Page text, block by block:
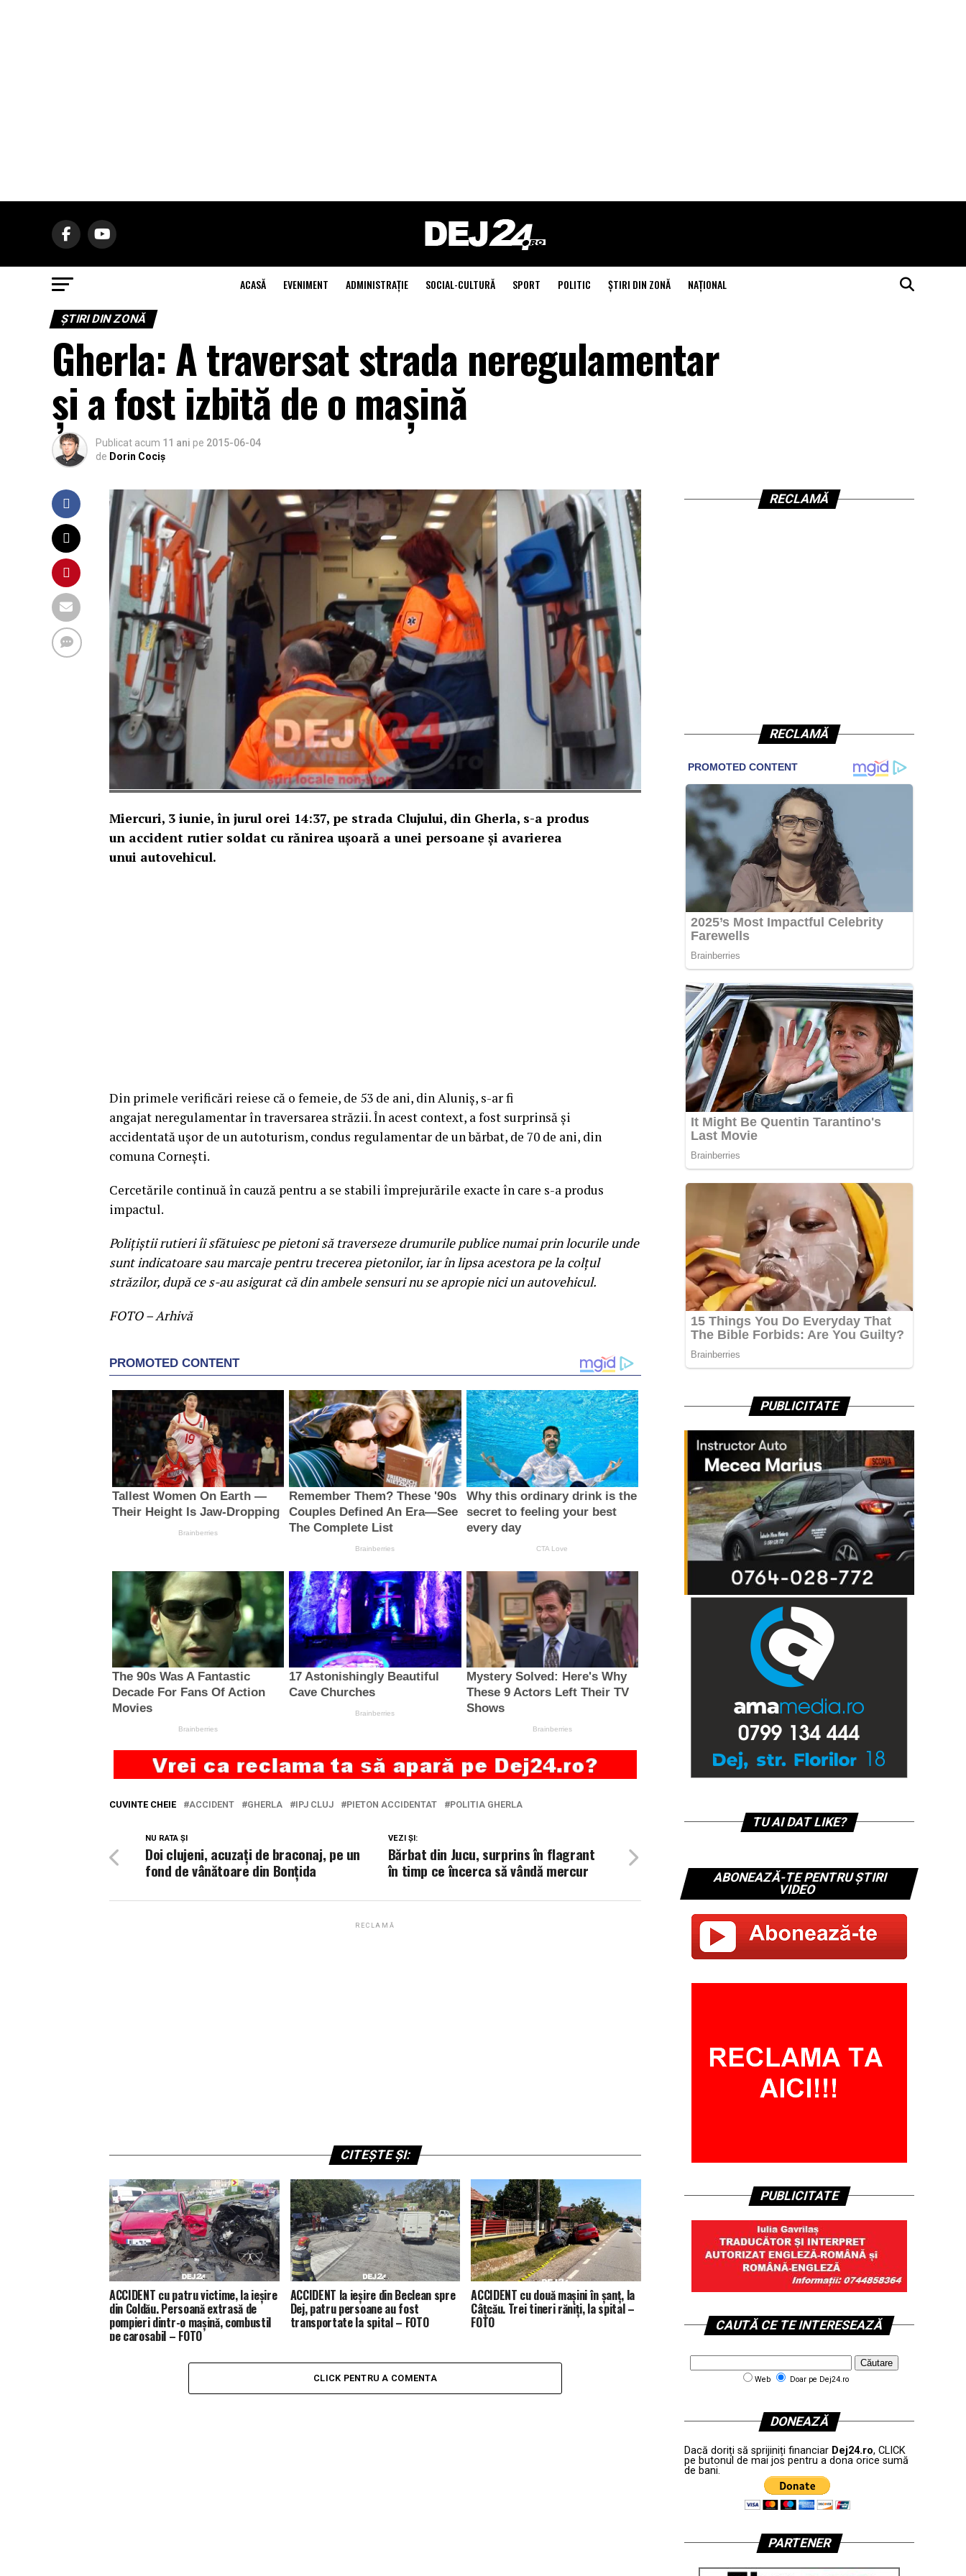
ACASĂ EVENIMENT ADMINISTRAŢIE SOCIAL-CULTURĂ SPORT POLITIC ŞTIRI DIN ZONĂ NAŢIONAL
ŞTIRI DIN ZONĂ
Gherla: A traversat strada neregulamentar
și a fost izbită de o mașină
Publicat acum 11 ani pe 2015-06-04
de Dorin Cociș
Miercuri, 3 iunie, în jurul orei 14:37, pe strada Clujului, din Gherla, s-a produs
un accident rutier soldat cu rănirea uşoară a unei persoane şi avarierea
unui autovehicul.
Din primele verificări reiese că o femeie, de 53 de ani, din Aluniş, s-ar fi
angajat neregulamentar în traversarea străzii. În acest context, a fost surprinsă şi
accidentată uşor de un autoturism, condus regulamentar de un bărbat, de 70 de ani, din
comuna Corneşti.
Cercetările continuă în cauză pentru a se stabili împrejurările exacte în care s-a produs
impactul.
Poliţiştii rutieri îi sfătuiesc pe pietoni să traverseze drumurile publice numai prin locurile unde
sunt indicatoare sau marcaje pentru trecerea pietonilor, iar în lipsa acestora pe la colţul
străzilor, după ce s-au asigurat că din ambele sensuri nu se apropie nici un autovehicul.
FOTO – Arhivă
CUVINTE CHEIE ACCIDENT GHERLA IPJ CLUJ PIETON ACCIDENTAT POLITIA GHERLA
VEZI ȘI:
Bărbat din Jucu, surprins în flagrant
în timp ce încerca să vândă mercur
NU RATA ȘI
Doi clujeni, acuzați de braconaj, pe un
fond de vânătoare din Bonțida
RECLAMĂ
CITEȘTE ȘI:
ACCIDENT cu patru victime, la ieșire
din Coldău. Persoană extrasă de
pompieri dintr-o mașină, combustil
pe carosabil – FOTO
ACCIDENT la ieșire din Beclean spre
Dej, patru persoane au fost
transportate la spital – FOTO
ACCIDENT cu două mașini în șanț, la
Câțcău. Trei tineri răniți, la spital –
FOTO
CLICK PENTRU A COMENTA
RECLAMĂ
RECLAMĂ
PUBLICITATE
TU AI DAT LIKE?
ABONEAZĂ-TE PENTRU ȘTIRI
VIDEO
PUBLICITATE
CAUTĂ CE TE INTERESEAZĂ
Web Doar pe Dej24.ro
DONEAZĂ
Dacă doriți să sprijiniți financiar Dej24.ro, CLICK
pe butonul de mai jos pentru a dona orice sumă
de bani.
PARTENER